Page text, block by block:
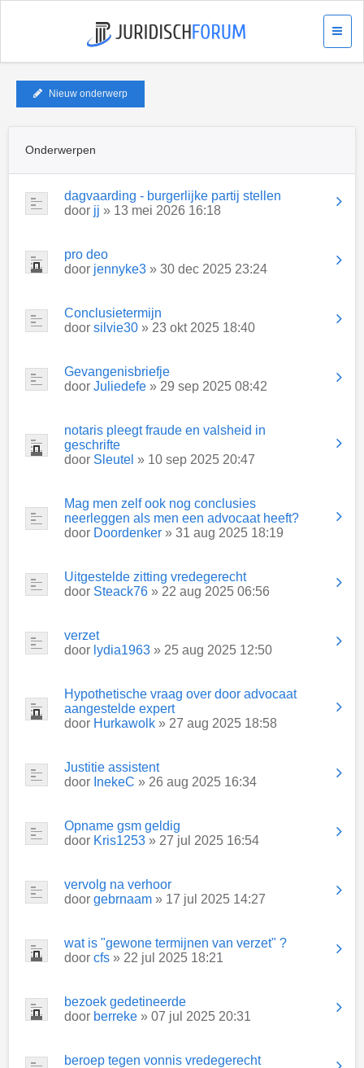
Nieuw onderwerp
Onderwerpen
dagvaarding - burgerlijke partij stellen
door jj » 13 mei 2026 16:18
pro deo
door jennyke3 » 30 dec 2025 23:24
Conclusietermijn
door silvie30 » 23 okt 2025 18:40
Gevangenisbriefje
door Juliedefe » 29 sep 2025 08:42
notaris pleegt fraude en valsheid in
geschrifte
door Sleutel » 10 sep 2025 20:47
Mag men zelf ook nog conclusies
neerleggen als men een advocaat heeft?
door Doordenker » 31 aug 2025 18:19
Uitgestelde zitting vredegerecht
door Steack76 » 22 aug 2025 06:56
verzet
door lydia1963 » 25 aug 2025 12:50
Hypothetische vraag over door advocaat
aangestelde expert
door Hurkawolk » 27 aug 2025 18:58
Justitie assistent
door InekeC » 26 aug 2025 16:34
Opname gsm geldig
door Kris1253 » 27 jul 2025 16:54
vervolg na verhoor
door gebrnaam » 17 jul 2025 14:27
wat is "gewone termijnen van verzet" ?
door cfs » 22 jul 2025 18:21
bezoek gedetineerde
door berreke » 07 jul 2025 20:31
beroep tegen vonnis vredegerecht